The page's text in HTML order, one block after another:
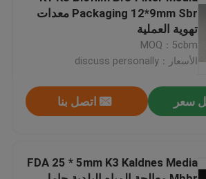
Packaging 12*9mm Sbr معدات
تهوية العملية
MOQ：5cbm
الأسعار：discuss personally
سعر اتصل بنا
FDA 25 * 5mm K3 Kaldnes Media